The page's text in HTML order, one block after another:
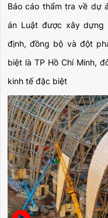
Báo cáo thẩm tra về dự
án Luật được xây dựng
định, đồng bộ và đột
biệt là TP Hồ Chí Minh,
kinh tế đặc biệt